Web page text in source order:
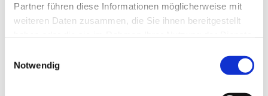
Partner führen diese Informationen möglicherweise mit
weiteren Daten zusammen, die Sie ihnen bereitgestellt
Notwendig
Dies könnte Sie auch
interessieren